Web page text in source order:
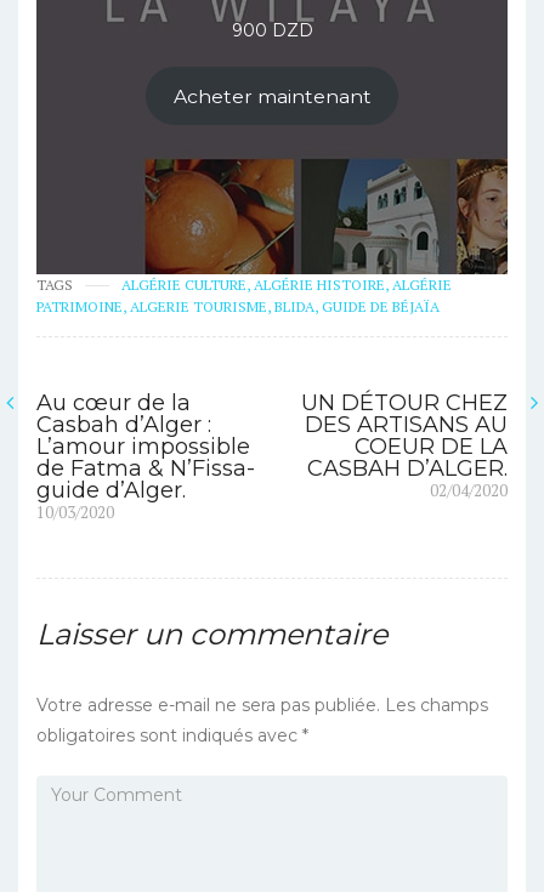
900 DZD
Acheter maintenant
TAGS ALGÉRIE CULTURE, ALGÉRIE HISTOIRE, ALGÉRIE
PATRIMOINE, ALGERIE TOURISME, BLIDA, GUIDE DE BÉJAÏA
Navigation
de
l’article
Au cœur de la
Casbah d’Alger :
L’amour impossible
de Fatma & N’Fissa-
guide d’Alger.
Previous
10/03/2020
UN DÉTOUR CHEZ
DES ARTISANS AU
COEUR DE LA
CASBAH D’ALGER.
02/04/2020
Laisser un commentaire
Votre adresse e-mail ne sera pas publiée. Les champs
obligatoires sont indiqués avec *